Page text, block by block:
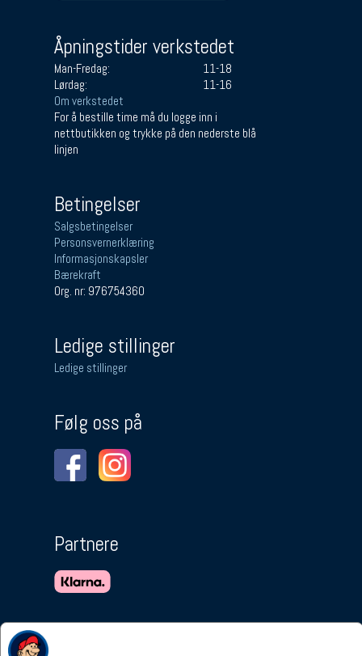
Åpningstider verkstedet
Man-Fredag:
11-18
Lørdag:
11-16
Om verkstedet
For å bestille time må du logge inn i
nettbutikken og trykke på den nederste blå
linjen
Betingelser
Salgsbetingelser
Personsvernerklæring
Informasjonskapsler
Bærekraft
Org. nr: 976754360
Ledige stillinger
Ledige stillinger
Følg oss på
Partnere